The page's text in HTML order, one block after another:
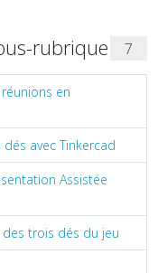
rubrique 7
en
avec Tinkercad
Assistée
trois dés du jeu